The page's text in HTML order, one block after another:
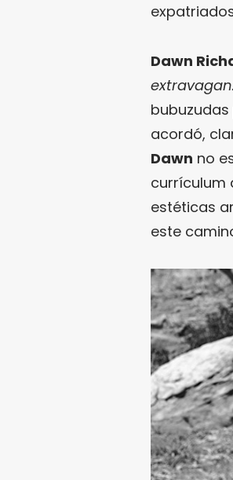
Dawn
acordó,
Dawn no
currículum
estéticas
este